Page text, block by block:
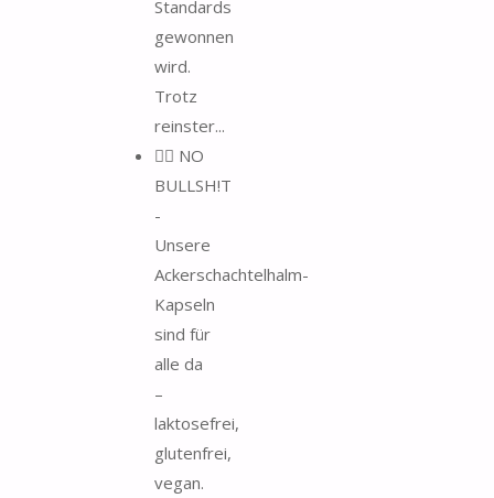
Standards
gewonnen
wird.
Trotz
reinster...
🧘‍♂️ NO
BULLSH!T
-
Unsere
Ackerschachtelhalm-
Kapseln
sind für
alle da
–
laktosefrei,
glutenfrei,
vegan.